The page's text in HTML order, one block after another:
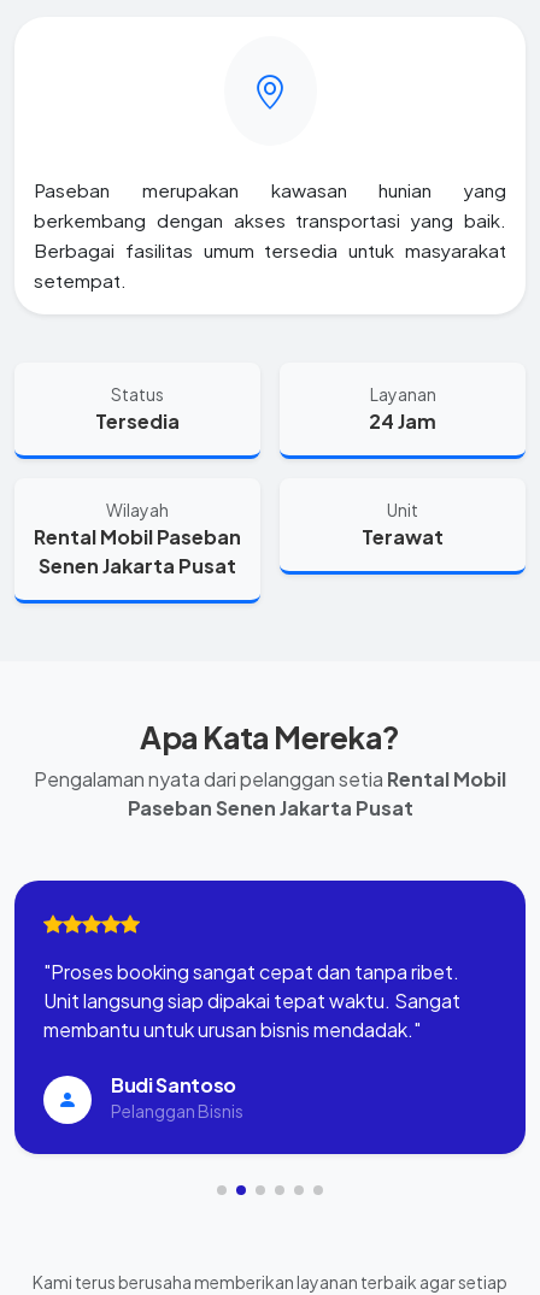
Paseban merupakan kawasan hunian yang
berkembang dengan akses transportasi yang baik.
Berbagai fasilitas umum tersedia untuk masyarakat
setempat.
Status
Tersedia
Layanan
24 Jam
Wilayah
Rental Mobil Paseban
Senen Jakarta Pusat
Unit
Terawat
Apa Kata Mereka?
Pengalaman nyata dari pelanggan setia Rental Mobil
Paseban Senen Jakarta Pusat
"Proses booking sangat cepat dan tanpa ribet.
Unit langsung siap dipakai tepat waktu. Sangat
membantu untuk urusan bisnis mendadak."
Budi Santoso
Pelanggan Bisnis
Kami terus berusaha memberikan layanan terbaik agar setiap